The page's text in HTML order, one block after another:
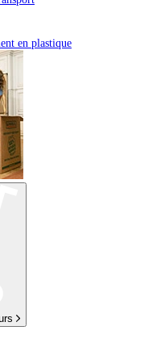
en plastique